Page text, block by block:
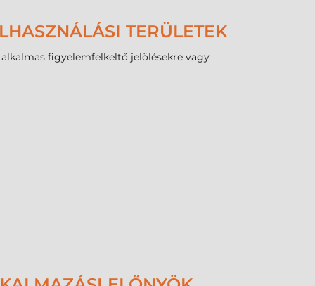
TERÜLETEK
figyelemfelkeltő jelölésekre vagy